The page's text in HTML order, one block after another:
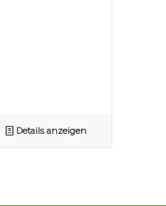
Details anzeigen